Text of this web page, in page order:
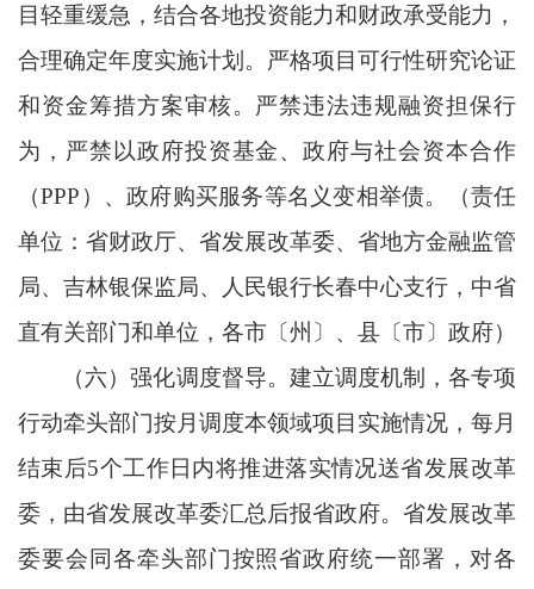
目轻重缓急，结合各地投资能力和财政承受能力，
合理确定年度实施计划。严格项目可行性研究论证
和资金筹措方案审核。严禁违法违规融资担保行
为，严禁以政府投资基金、政府与社会资本合作
（PPP）、政府购买服务等名义变相举债。（责任
单位：省财政厅、省发展改革委、省地方金融监管
局、吉林银保监局、人民银行长春中心支行，中省
直有关部门和单位，各市〔州〕、县〔市〕政府）
（六）强化调度督导。建立调度机制，各专项
行动牵头部门按月调度本领域项目实施情况，每月
结束后5个工作日内将推进落实情况送省发展改革
委，由省发展改革委汇总后报省政府。省发展改革
委要会同各牵头部门按照省政府统一部署，对各